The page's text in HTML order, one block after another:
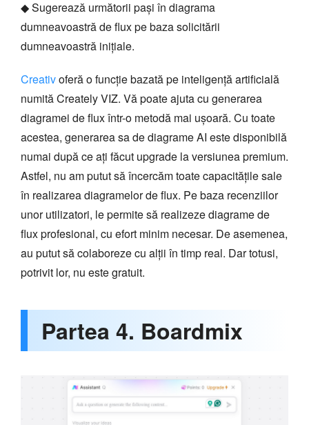
◆ Sugerează următorii pași în diagrama
dumneavoastră de flux pe baza solicitării
dumneavoastră inițiale.
Creativoferă o funcție bazată pe inteligență artificială
numită Creately VIZ. Vă poate ajuta cu generarea
diagramei de flux într-o metodă mai ușoară. Cu toate
acestea, generarea sa de diagrame AI este disponibilă
numai după ce ați făcut upgrade la versiunea premium.
Astfel, nu am putut să încercăm toate capacitățile sale
în realizarea diagramelor de flux. Pe baza recenziilor
unor utilizatori, le permite să realizeze diagrame de
flux profesional, cu efort minim necesar. De asemenea,
au putut să colaboreze cu alții în timp real. Dar totusi,
potrivit lor, nu este gratuit.
Partea 4. Boardmix